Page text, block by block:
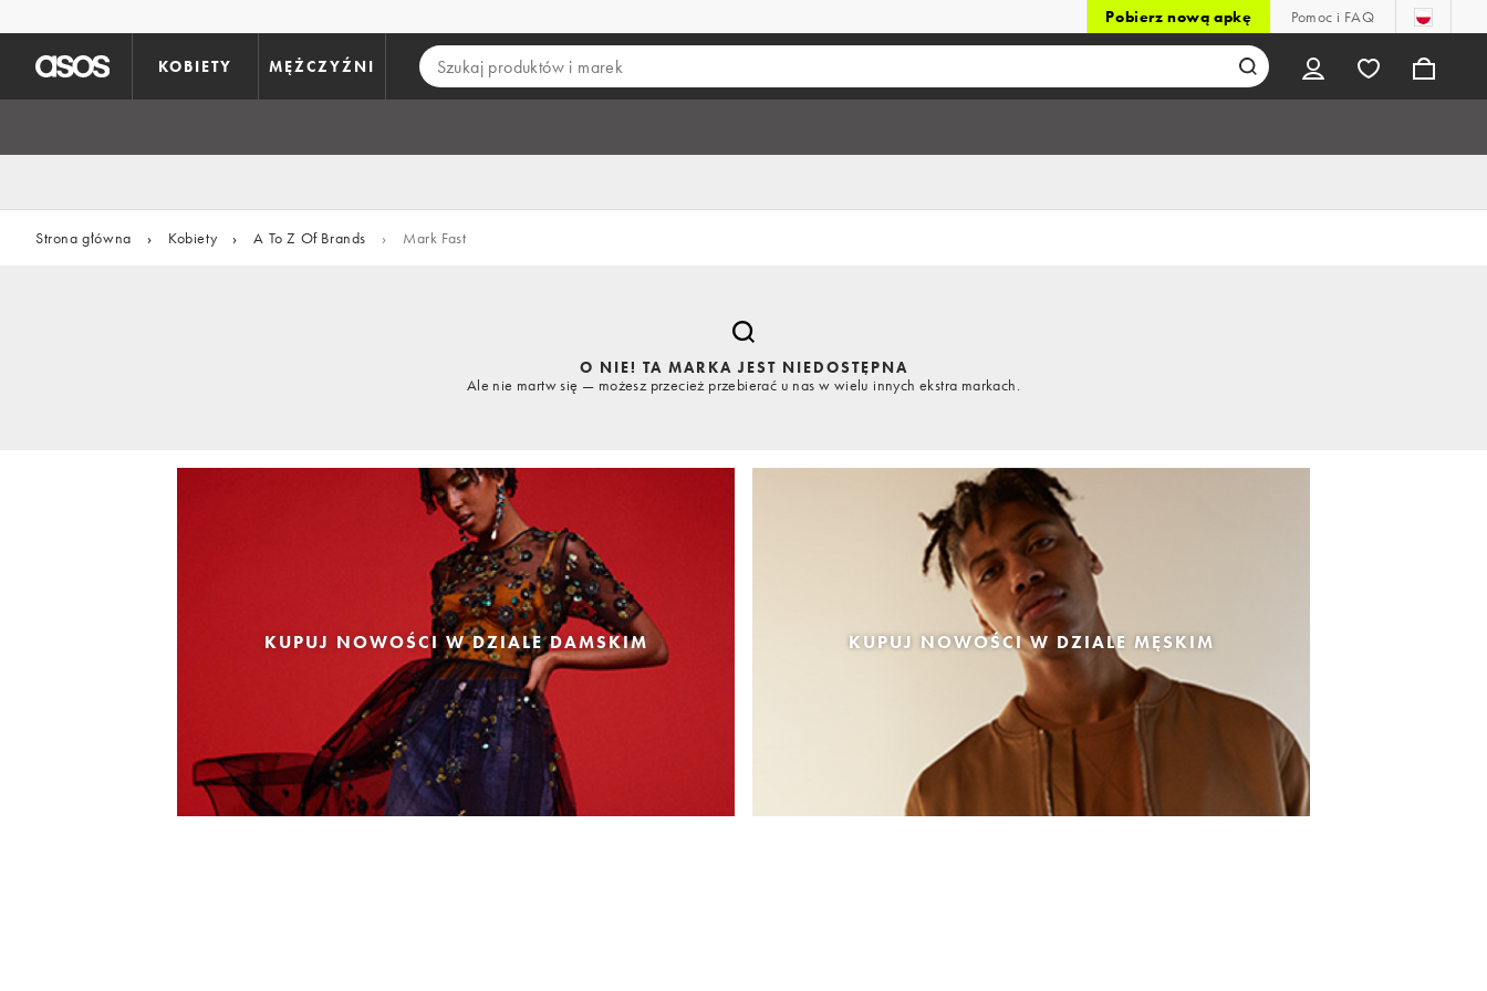
Pobierz nową apkę Pomoc i FAQ
KOBIETY MĘŻCZYŹNI
Strona główna › Kobiety › A To Z Of Brands › Mark Fast
O NIE! TA MARKA JEST NIEDOSTĘPNA
Ale nie martw się — możesz przecież przebierać u nas w wielu innych ekstra markach.
KUPUJ NOWOŚCI W DZIALE DAMSKIM KUPUJ NOWOŚCI W DZIALE MĘSKIM